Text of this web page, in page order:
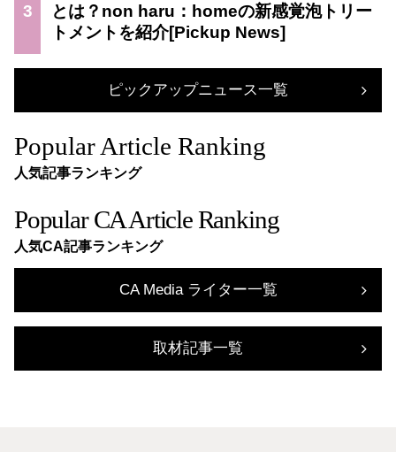
3
とは？non haru：homeの新感覚泡トリー
トメントを紹介
ピックアップニュース一覧
Popular Article Ranking
人気記事ランキング
Popular CA Article Ranking
人気CA記事ランキング
CA Media ライター一覧
取材記事一覧